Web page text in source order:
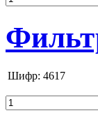
Шифр: 4617